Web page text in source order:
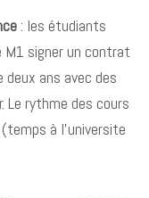
: les étudiants
M1 signer un contrat
ans avec des
Le rythme des cours
à l’universite